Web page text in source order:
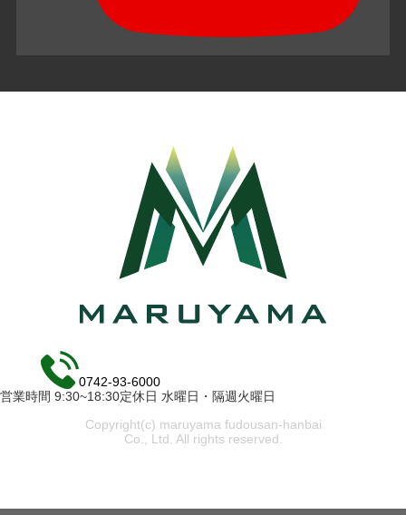
0742-93-6000
営業時間 9:30~18:30定休日 水曜日・隔週火曜日
Copyright(c) maruyama fudousan-hanbai
Co., Ltd. All rights reserved.